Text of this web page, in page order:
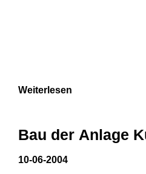
Weiterlesen
Bau der Anlage
10-06-2004